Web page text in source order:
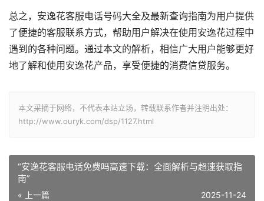
总之，安逸花客服电话号码大全及最新查询指南为用户提供
了便捷的客服联系方式，帮助用户解决在使用安逸花过程中
遇到的各种问题。通过本文的解析，相信广大用户能够更好
地了解和使用安逸花产品，享受便捷的消费信贷服务。
本文采摘于网络，不代表本站立场，转载联系作者并注明出处：
http://www.ouryk.com/dsp/1127.html
“安逸花客服电话免费吗高速下载：全面解析与超速获取指
南”
« 上一篇 2025-11-24